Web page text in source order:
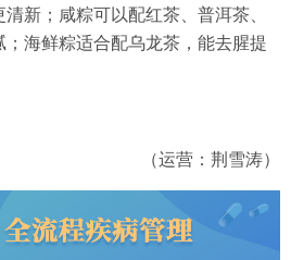
新；咸粽可以配红茶、普洱茶、
海鲜粽适合配乌龙茶，能去腥提
（运营：荆雪涛）